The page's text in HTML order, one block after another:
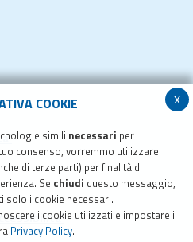
x
COOKIE
simili necessari per
consenso, vorremmo utilizzare
di terze parti) per finalità di
Se chiudi questo messaggio,
solo i cookie necessari.
i cookie utilizzati e impostare i
Privacy Policy.